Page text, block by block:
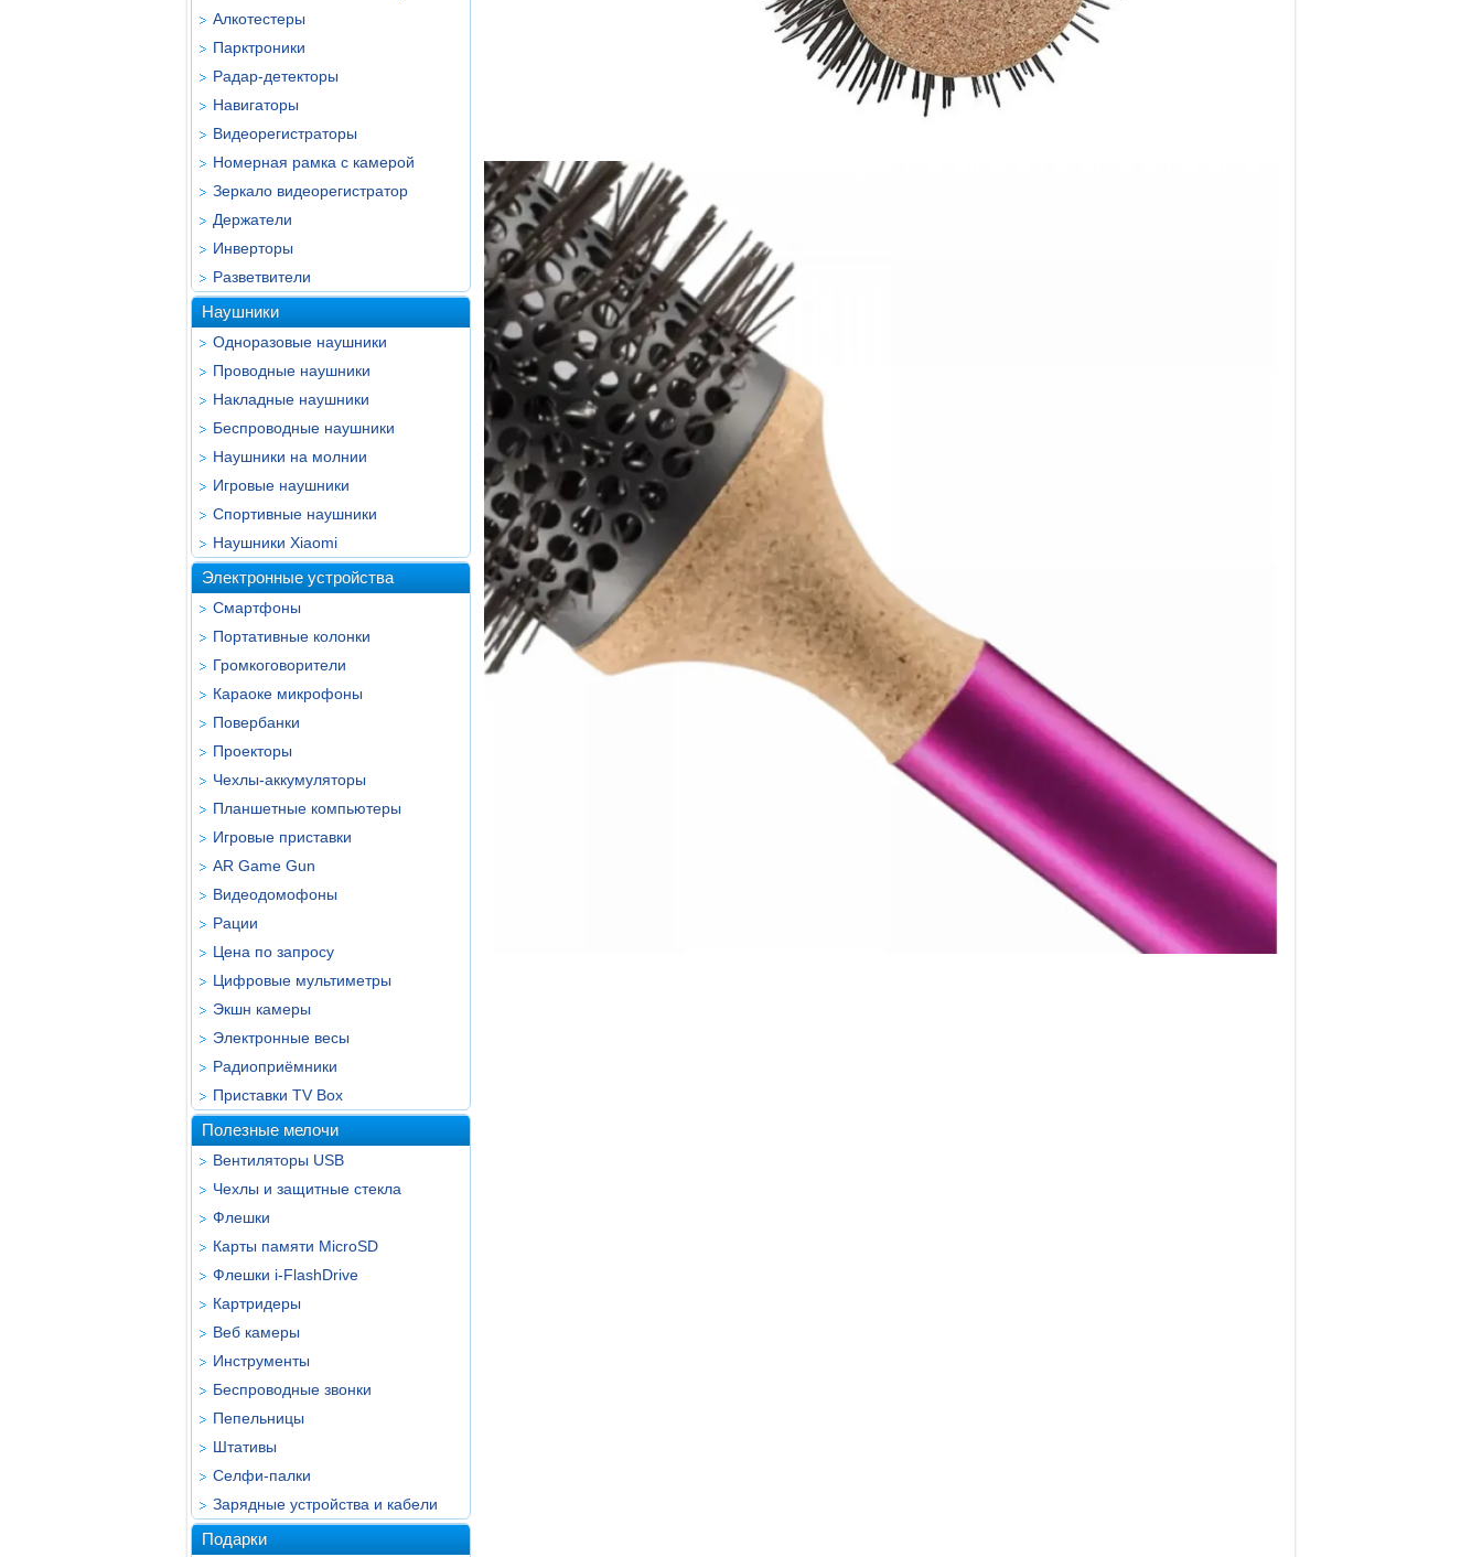
Алкотестеры
Парктроники
Радар-детекторы
Навигаторы
Видеорегистраторы
Номерная рамка с камерой
Зеркало видеорегистратор
Держатели
Инверторы
Разветвители
Наушники
Одноразовые наушники
Проводные наушники
Накладные наушники
Беспроводные наушники
Наушники на молнии
Игровые наушники
Спортивные наушники
Наушники Xiaomi
Электронные устройства
Смартфоны
Портативные колонки
Громкоговорители
Караоке микрофоны
Повербанки
Проекторы
Чехлы-аккумуляторы
Планшетные компьютеры
Игровые приставки
AR Game Gun
Видеодомофоны
Рации
Цена по запросу
Цифровые мультиметры
Экшн камеры
Электронные весы
Радиоприёмники
Приставки TV Box
Полезные мелочи
Вентиляторы USB
Чехлы и защитные стекла
Флешки
Карты памяти MicroSD
Флешки i-FlashDrive
Картридеры
Веб камеры
Инструменты
Беспроводные звонки
Пепельницы
Штативы
Селфи-палки
Зарядные устройства и кабели
Подарки